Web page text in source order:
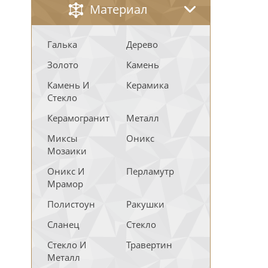
Материал
Галька
Дерево
Золото
Камень
Камень И
Стекло
Керамика
Керамогранит
Металл
Миксы
Мозаики
Оникс
Оникс И
Мрамор
Перламутр
Полистоун
Ракушки
Сланец
Стекло
Стекло И
Металл
Травертин